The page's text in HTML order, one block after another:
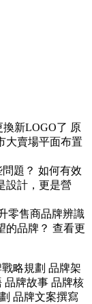
換新LOGO了 原
大賣場平面布置
題？ 如何有效
設計，更是營
零售商品牌辨識
的品牌？ 查看更
略規劃 品牌架
品牌故事 品牌核
品牌文案撰寫